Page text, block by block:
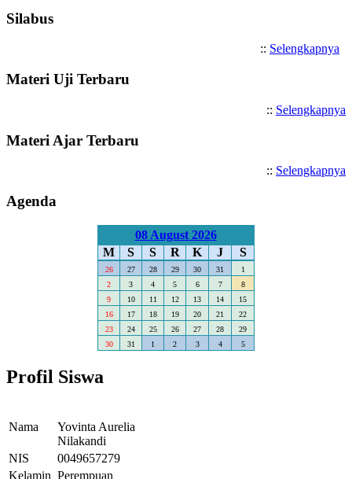
Silabus
:: Selengkapnya
Materi Uji Terbaru
:: Selengkapnya
Materi Ajar Terbaru
:: Selengkapnya
Agenda
08 August 2026
M
S S R K J S
26 27 28 29 30 31
1
2
3 4 5 6 7
8
9
10 11 12 13 14
15
16
17 18 19 20 21
22
23
24 25 26 27 28
29
30
31 1 2 3 4 5
Profil Siswa
Nama
Yovinta Aurelia
Nilakandi
NIS
0049657279
Kelamin Perempuan